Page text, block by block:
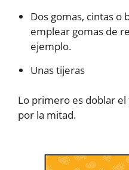
Dos gomas, cintas o
emplear gomas de
ejemplo.
Unas tijeras
Lo primero es doblar
por la mitad.